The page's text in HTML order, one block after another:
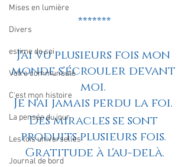
Mises en lumière
Divers
estime de soi
Votre communauté
C'est mon histoire
La pensée du jour
Les lois universelles
Journal de bord
*******
J'ai vu plusieurs fois mon
monde s'écrouler devant
moi.
Je n'ai jamais perdu la foi.
Des miracles se sont
produits plusieurs fois.
Gratitude à l'au-delà.